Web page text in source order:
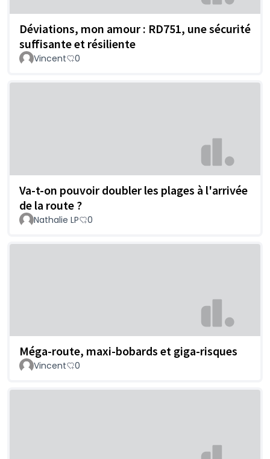
Déviations, mon amour : RD751, une sécurité
suffisante et résiliente
Vincent 0
Va-t-on pouvoir doubler les plages à l'arrivée
de la route ?
Nathalie LP 0
Méga-route, maxi-bobards et giga-risques
Vincent 0